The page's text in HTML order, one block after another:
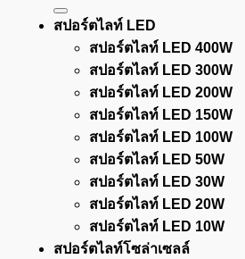
สปอร์ตไลท์ LED
สปอร์ตไลท์ LED 400W
สปอร์ตไลท์ LED 300W
สปอร์ตไลท์ LED 200W
สปอร์ตไลท์ LED 150W
สปอร์ตไลท์ LED 100W
สปอร์ตไลท์ LED 50W
สปอร์ตไลท์ LED 30W
สปอร์ตไลท์ LED 20W
สปอร์ตไลท์ LED 10W
สปอร์ตไลท์โซล่าเซลล์